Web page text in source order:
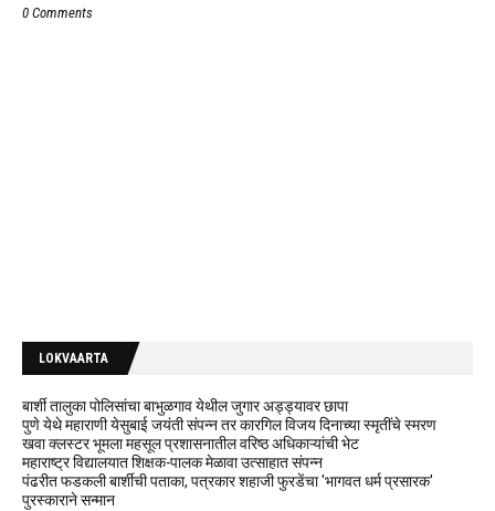
0 Comments
LOKVAARTA
बार्शी तालुका पोलिसांचा बाभुळगाव येथील जुगार अड्ड्यावर छापा
पुणे येथे महाराणी येसुबाई जयंती संपन्न तर कारगिल विजय दिनाच्या स्मृतींचे स्मरण
खवा क्लस्टर भूमला महसूल प्रशासनातील वरिष्ठ अधिकाऱ्यांची भेट
महाराष्ट्र विद्यालयात शिक्षक-पालक मेळावा उत्साहात संपन्न
पंढरीत फडकली बार्शीची पताका, पत्रकार शहाजी फुरडेंचा 'भागवत धर्म प्रसारक'
पुरस्काराने सन्मान